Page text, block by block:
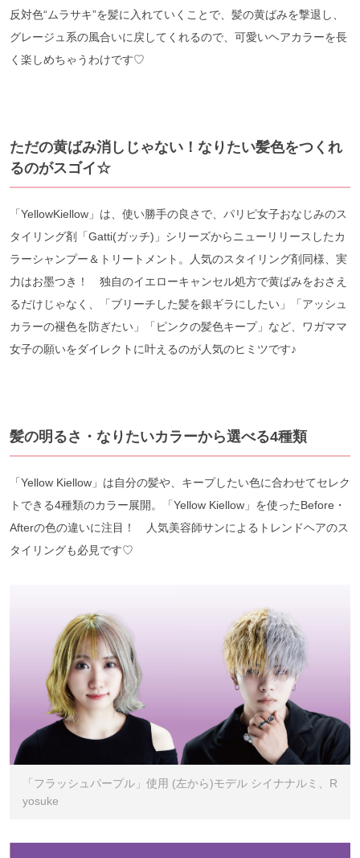
反対色“ムラサキ”を髪に入れていくことで、髪の黄ばみを撃退し、
グレージュ系の風合いに戻してくれるので、 可愛いヘアカラーを長
く楽しめちゃうわけです♡
ただの黄ばみ消しじゃない！なりたい髪色をつくれ
るのがスゴイ☆
「YellowKiellow」は、使い勝手の良さで、パリピ女子おなじみのス
タイリング剤「Gatti(ガッチ)」シリーズからニューリリースしたカ
ラーシャンプー＆トリートメント。人気のスタイリング剤同様、実
力はお墨つき！ 独自のイエローキャンセル処方で黄ばみをおさえ
るだけじゃなく、「ブリーチした髪を銀ギラにしたい」「アッシュ
カラーの褪色を防ぎたい」「ピンクの髪色キープ」など、ワガママ
女子の願いをダイレクトに叶えるのが人気のヒミツです♪
髪の明るさ・なりたいカラーから選べる4種類
「Yellow Kiellow」は自分の髪や、キープしたい色に合わせてセレク
トできる4種類のカラー展開。「Yellow Kiellow」を使ったBefore・
Afterの色の違いに注目！ 人気美容師サンによるトレンドヘアのス
タイリングも必見です♡
「フラッシュパープル」使用 (左から)モデル シイナナルミ、R
yosuke